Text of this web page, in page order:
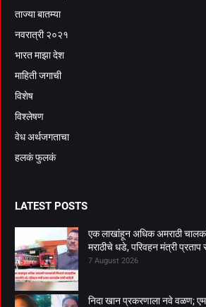
ताज्या बातम्या
नवरात्री २०२१
भारत माझा देश
माहिती जगाची
विशेष
विश्लेषण
वेध अर्थजगताचा
हलकं फुलकं
LATEST POSTS
एक लाखांहून अधिक अमराठी
मराठीचे धडे, परिवहन मंत्री प्रताप
7 August 2026
निदा खान प्रकरणाला नवे वळण;